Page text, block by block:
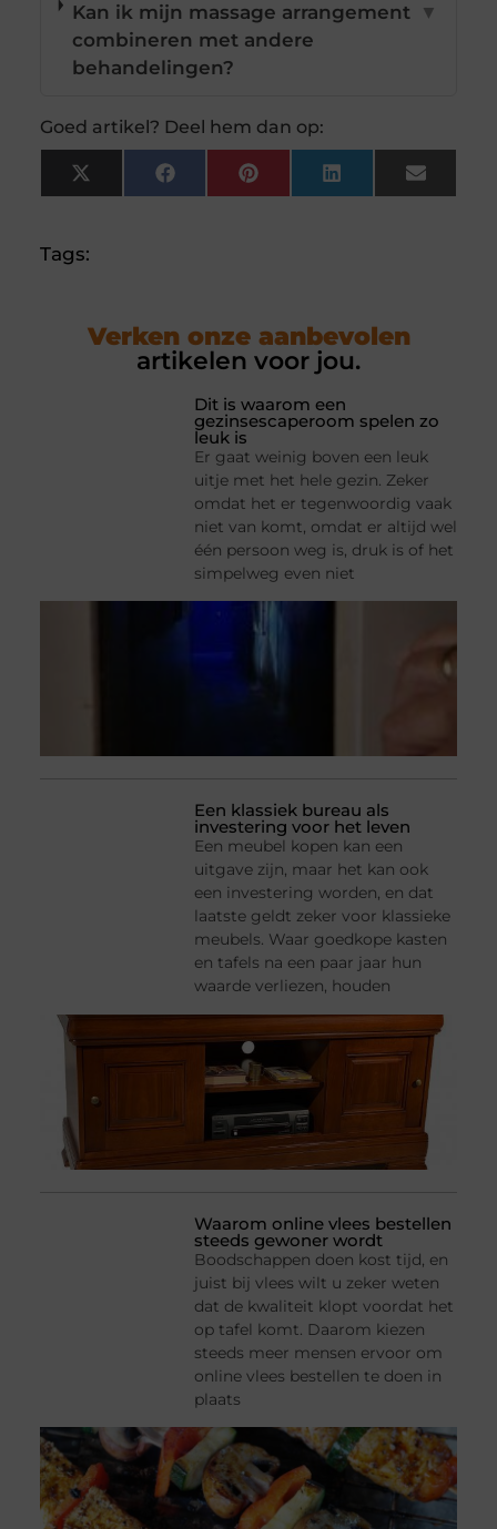
Kan ik mijn massage arrangement
combineren met andere
behandelingen?
▼
Goed artikel? Deel hem dan op:
X
(Twitter)
FacebookPinterestLinkedInEmail
Tags:
Verken onze aanbevolen
artikelen voor jou.
Dit is waarom een
gezinsescaperoom spelen zo
leuk is
Er gaat weinig boven een leuk
uitje met het hele gezin. Zeker
omdat het er tegenwoordig vaak
niet van komt, omdat er altijd wel
één persoon weg is, druk is of het
simpelweg even niet
Een klassiek bureau als
investering voor het leven
Een meubel kopen kan een
uitgave zijn, maar het kan ook
een investering worden, en dat
laatste geldt zeker voor klassieke
meubels. Waar goedkope kasten
en tafels na een paar jaar hun
waarde verliezen, houden
Waarom online vlees bestellen
steeds gewoner wordt
Boodschappen doen kost tijd, en
juist bij vlees wilt u zeker weten
dat de kwaliteit klopt voordat het
op tafel komt. Daarom kiezen
steeds meer mensen ervoor om
online vlees bestellen te doen in
plaats